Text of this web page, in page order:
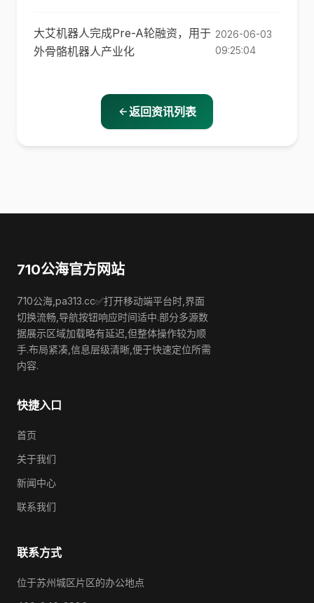
大艾机器人完成Pre-A轮融资，用于
外骨骼机器人产业化
2026-06-03
09:25:04
返回资讯列表
710公海官方网站
710公海,pa313.cc✅打开移动端平台时,界面
切换流畅,导航按钮响应时间适中.部分多源数
据展示区域加载略有延迟,但整体操作较为顺
手.布局紧凑,信息层级清晰,便于快速定位所需
内容.
快捷入口
首页
关于我们
新闻中心
联系我们
联系方式
位于苏州城区片区的办公地点